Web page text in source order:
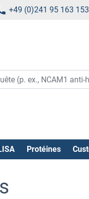
+49 (0)241 95 163 153
Protéines